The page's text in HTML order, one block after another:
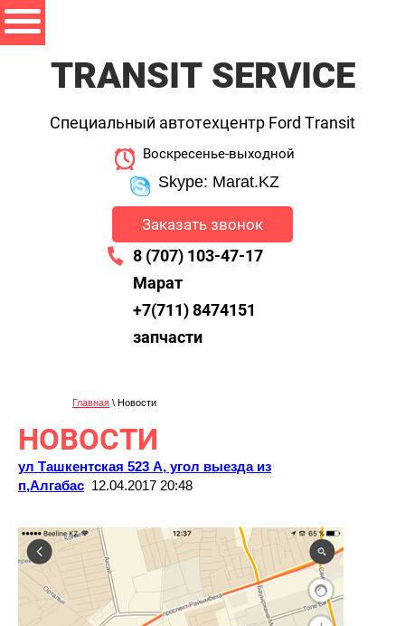
TRANSIT SERVICE
Специальный автотехцентр Ford Transit
Воскресенье-выходной
Skype: Marat.KZ
Заказать звонок
8 (707) 103-47-17
Марат
+7(711) 8474151
запчасти
Главная \ Новости
НОВОСТИ
ул Ташкентская 523 А, угол выезда из
п,Алгабас 12.04.2017 20:48